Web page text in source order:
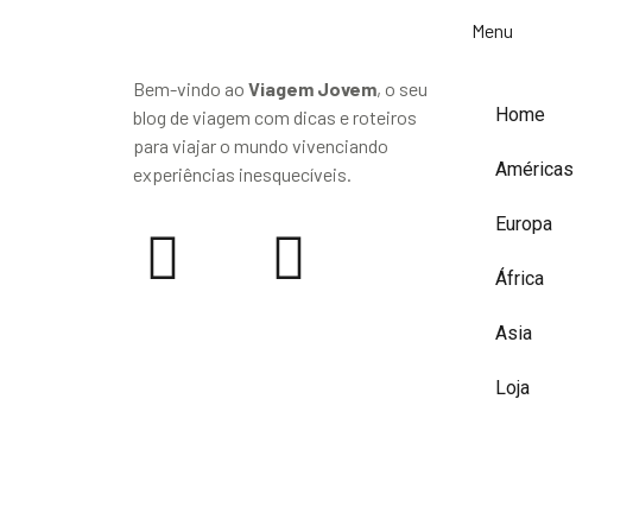
Bem-vindo ao Viagem Jovem, o seu
blog de viagem com dicas e roteiros
para viajar o mundo vivenciando
experiências inesquecíveis.
Menu
Home
Américas
Europa
África
Asia
Loja